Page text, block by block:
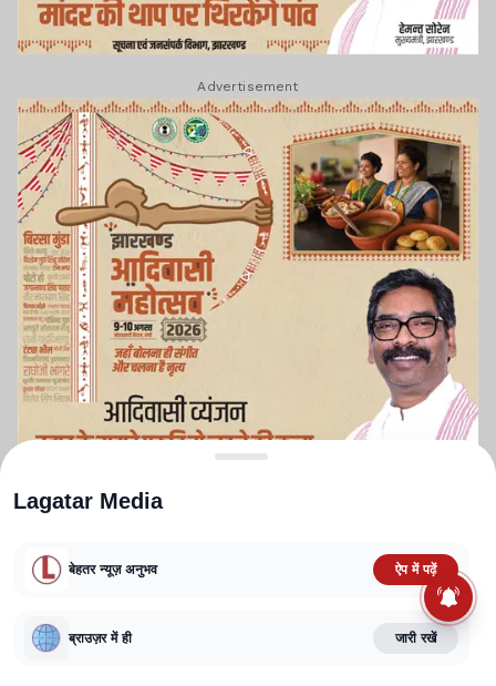
Advertisement
TERMS AND CONDITIONS
CORRECTIONS POLICY
FACT CHECKING POLICY
Lagatar Media Pvt. Ltd.
Lagatar Media
बेहतर न्यूज़ अनुभव ऐप में पढ़ें
ब्राउज़र में ही जारी रखें